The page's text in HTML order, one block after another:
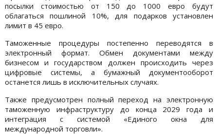
посылки стоимостью от 150 до 1000 евро будут
облагаться пошлиной 10%, для подарков установлен
лимит в 45 евро.
Таможенные процедуры постепенно переводятся в
электронный формат. Обмен документами между
бизнесом и государством должен происходить через
цифровые системы, а бумажный документооборот
останется лишь в исключительных случаях.
Также предусмотрен полный переход на электронную
таможенную инфраструктуру до конца 2029 года и
интеграция с системой «Единого окна для
международной торговли».